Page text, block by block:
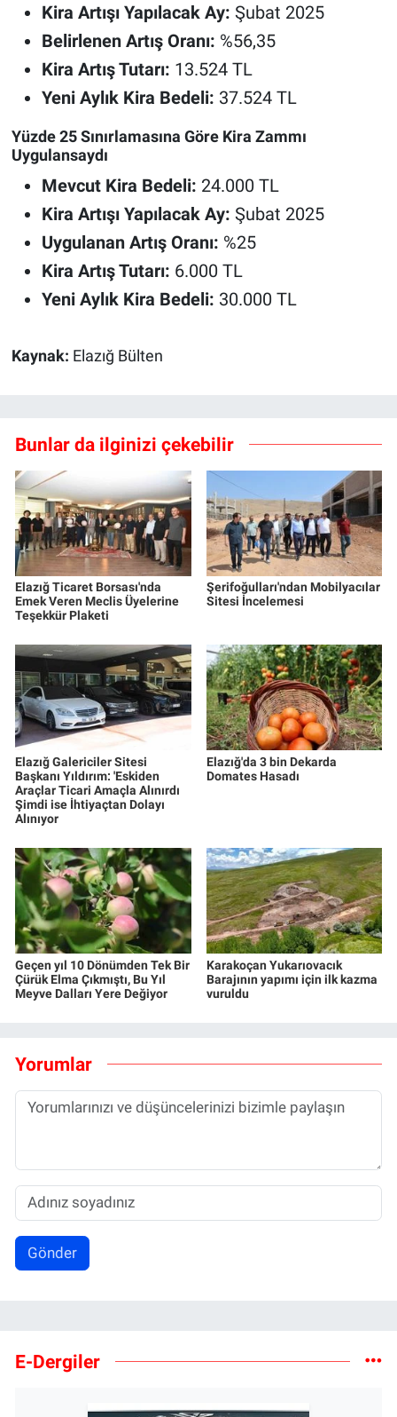
Kira Artışı Yapılacak Ay: Şubat 2025
Belirlenen Artış Oranı: %56,35
Kira Artış Tutarı: 13.524 TL
Yeni Aylık Kira Bedeli: 37.524 TL
Yüzde 25 Sınırlamasına Göre Kira Zammı
Uygulansaydı
Mevcut Kira Bedeli: 24.000 TL
Kira Artışı Yapılacak Ay: Şubat 2025
Uygulanan Artış Oranı: %25
Kira Artış Tutarı: 6.000 TL
Yeni Aylık Kira Bedeli: 30.000 TL
Kaynak: Elazığ Bülten
Bunlar da ilginizi çekebilir
Elazığ Ticaret Borsası'nda
Emek Veren Meclis Üyelerine
Teşekkür Plaketi
Şerifoğulları'ndan Mobilyacılar
Sitesi İncelemesi
Elazığ Galericiler Sitesi
Başkanı Yıldırım: 'Eskiden
Araçlar Ticari Amaçla Alınırdı
Şimdi ise İhtiyaçtan Dolayı
Alınıyor
Elazığ'da 3 bin Dekarda
Domates Hasadı
Geçen yıl 10 Dönümden Tek Bir
Çürük Elma Çıkmıştı, Bu Yıl
Meyve Dalları Yere Değiyor
Karakoçan Yukarıovacık
Barajının yapımı için ilk kazma
vuruldu
Yorumlar
Gönder
E-Dergiler